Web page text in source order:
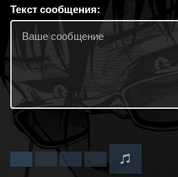
Текст сообщения: